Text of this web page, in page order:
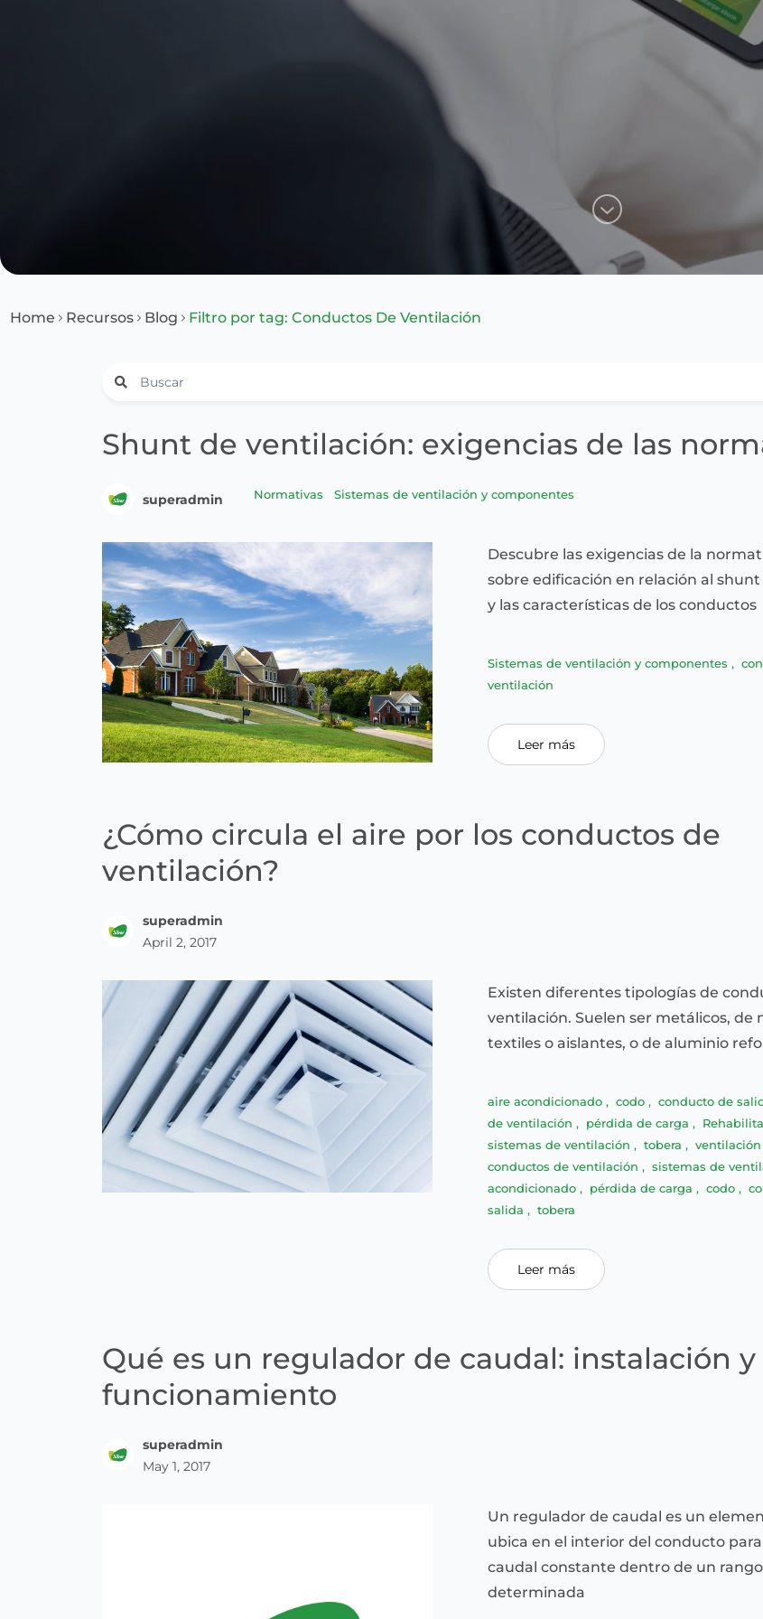
Home Recursos Blog Filtro por tag: Conductos De Ventilación
Shunt de ventilación: exigencias de las
superadmin Normativas Sistemas de ventilación y componentes
Descubre las exigencias de la
sobre edificación en relación al
y las características de los conductos
Sistemas de ventilación y componentes ,
ventilación
Leer más
¿Cómo circula el aire por los conductos de
ventilación?
superadmin
April 2, 2017
Existen diferentes tipologías de
ventilación. Suelen ser metálicos, de
textiles o aislantes, o de aluminio
aire acondicionado , codo , conducto de
de ventilación , pérdida de carga ,
sistemas de ventilación , tobera , ventilación
conductos de ventilación , sistemas de
acondicionado , pérdida de carga , codo ,
salida , tobera
Leer más
Qué es un regulador de caudal: instalación y
funcionamiento
superadmin
May 1, 2017
Un regulador de caudal es un
ubica en el interior del conducto
caudal constante dentro de un
determinada